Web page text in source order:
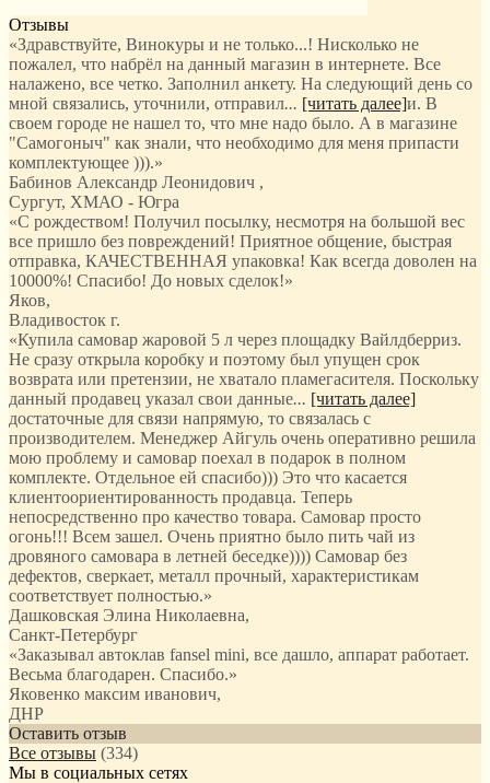
Отзывы
«Здравствуйте, Винокуры и не только...! Нисколько не
пожалел, что набрёл на данный магазин в интернете. Все
налажено, все четко. Заполнил анкету. На следующий день со
мной связались, уточнили, отправил... [читать далее]и. В
своем городе не нашел то, что мне надо было. А в магазине
"Самогоныч" как знали, что необходимо для меня припасти
комплектующее ))).»
Бабинов Александр Леонидович ,
Сургут, ХМАО - Югра
«С рождеством! Получил посылку, несмотря на большой вес
все пришло без повреждений! Приятное общение, быстрая
отправка, КАЧЕСТВЕННАЯ упаковка! Как всегда доволен на
10000%! Спасибо! До новых сделок!»
Яков,
Владивосток г.
«Купила самовар жаровой 5 л через площадку Вайлдберриз.
Не сразу открыла коробку и поэтому был упущен срок
возврата или претензии, не хватало пламегасителя. Поскольку
данный продавец указал свои данные... [читать далее]
достаточные для связи напрямую, то связалась с
производителем. Менеджер Айгуль очень оперативно решила
мою проблему и самовар поехал в подарок в полном
комплекте. Отдельное ей спасибо))) Это что касается
клиентоориентированность продавца. Теперь
непосредственно про качество товара. Самовар просто
огонь!!! Всем зашел. Очень приятно было пить чай из
дровяного самовара в летней беседке)))) Самовар без
дефектов, сверкает, металл прочный, характеристикам
соответствует полностью.»
Дашковская Элина Николаевна,
Санкт-Петербург
«Заказывал автоклав fansel mini, все дашло, аппарат работает.
Весьма благодарен. Спасибо.»
Яковенко максим иванович,
ДНР
Оставить отзыв
Все отзывы (334)
Мы в социальных сетях